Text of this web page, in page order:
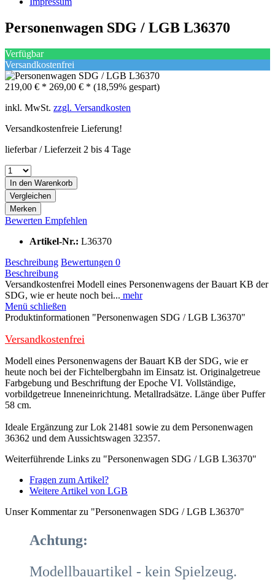
Personenwagen SDG / LGB L36370
Verfügbar
Versandkostenfrei
219,00 € * 269,00 € * (18,59% gespart)
inkl. MwSt. zzgl. Versandkosten
Versandkostenfreie Lieferung!
lieferbar / Lieferzeit 2 bis 4 Tage
In den Warenkorb
Vergleichen
Merken
Bewerten Empfehlen
Artikel-Nr.: L36370
Beschreibung Bewertungen 0
Beschreibung
Versandkostenfrei Modell eines Personenwagens der Bauart KB der
SDG, wie er heute noch bei... mehr
Menü schließen
Produktinformationen "Personenwagen SDG / LGB L36370"
Versandkostenfrei
Modell eines Personenwagens der Bauart KB der SDG, wie er
heute noch bei der Fichtelbergbahn im Einsatz ist. Originalgetreue
Farbgebung und Beschriftung der Epoche VI. Vollständige,
vorbildgetreue Inneneinrichtung. Metallradsätze. Länge über Puffer
58 cm.
Ideale Ergänzung zur Lok 21481 sowie zu dem Personenwagen
36362 und dem Aussichtswagen 32357.
Weiterführende Links zu "Personenwagen SDG / LGB L36370"
Fragen zum Artikel?
Weitere Artikel von LGB
Unser Kommentar zu "Personenwagen SDG / LGB L36370"
Achtung:
Modellbauartikel - kein Spielzeug.